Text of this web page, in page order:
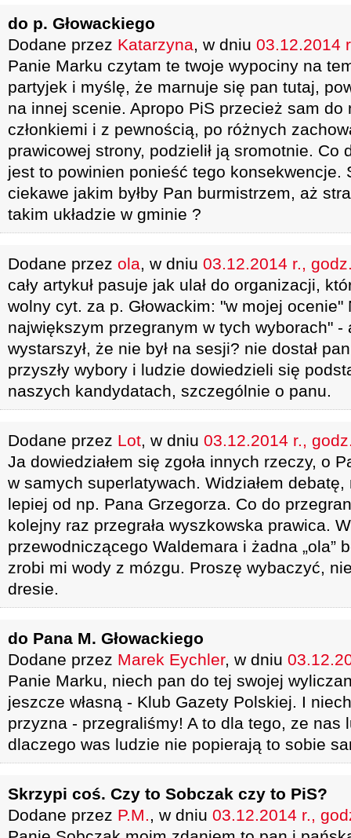
do p. Głowackiego
Dodane przez Katarzyna, w dniu 03.12.2014
Panie Marku czytam te twoje wypociny na
partyjek i myślę, że marnuje się pan tutaj,
na innej scenie. Apropo PiS przecież sam do
członkiemi i z pewnością, po różnych
prawicowej strony, podzielił ją sromotnie. Co
jest to powinien ponieść tego konsekwencje.
ciekawe jakim byłby Pan burmistrzem, aż
takim układzie w gminie ?
Dodane przez ola, w dniu 03.12.2014 r.,
cały artykuł pasuje jak ulał do organizacji,
wolny cyt. za p. Głowackim: "w mojej ocenie"
największym przegranym w tych wyborach" -
wystarszył, że nie był na sesji? nie dostał
przyszły wybory i ludzie dowiedzieli się
naszych kandydatach, szczególnie o panu.
Dodane przez Lot, w dniu 03.12.2014 r.,
Ja dowiedziałem się zgoła innych rzeczy, o
w samych superlatywach. Widziałem debatę,
lepiej od np. Pana Grzegorza. Co do
kolejny raz przegrała wyszkowska prawica.
przewodniczącego Waldemara i żadna „ola”
zrobi mi wody z mózgu. Proszę wybaczyć,
dresie.
do Pana M. Głowackiego
Dodane przez Marek Eychler, w dniu
Panie Marku, niech pan do tej swojej
jeszcze własną - Klub Gazety Polskiej. I
przyzna - przegraliśmy! A to dla tego, ze nas
dlaczego was ludzie nie popierają to sobie
Skrzypi coś. Czy to Sobczak czy to PiS?
Dodane przez P.M., w dniu 03.12.2014 r.,